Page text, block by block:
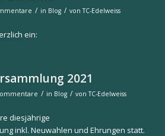
/ in Blog / vonTC-Edelweiss
ein:
2021
/ in Blog / vonTC-Edelweiss
diesjährige
inkl. Neuwahlen und Ehrungen statt.